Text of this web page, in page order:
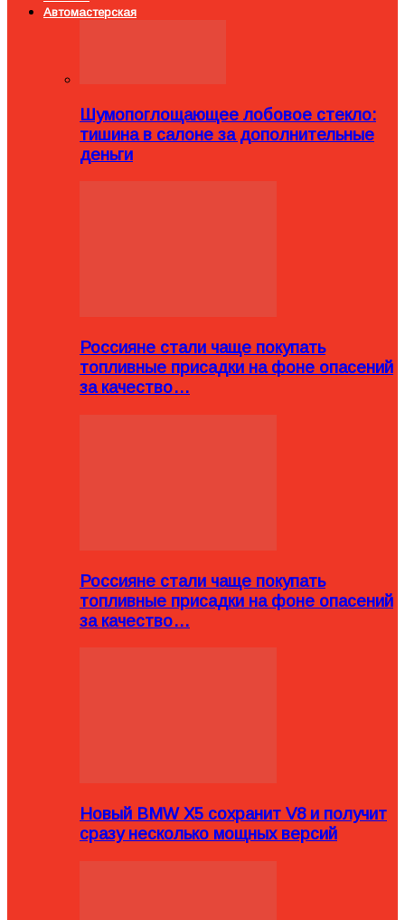
Автомастерская
Шумопоглощающее лобовое стекло:
тишина в салоне за дополнительные
деньги
Россияне стали чаще покупать
топливные присадки на фоне опасений
за качество…
Россияне стали чаще покупать
топливные присадки на фоне опасений
за качество…
Новый BMW X5 сохранит V8 и получит
сразу несколько мощных версий